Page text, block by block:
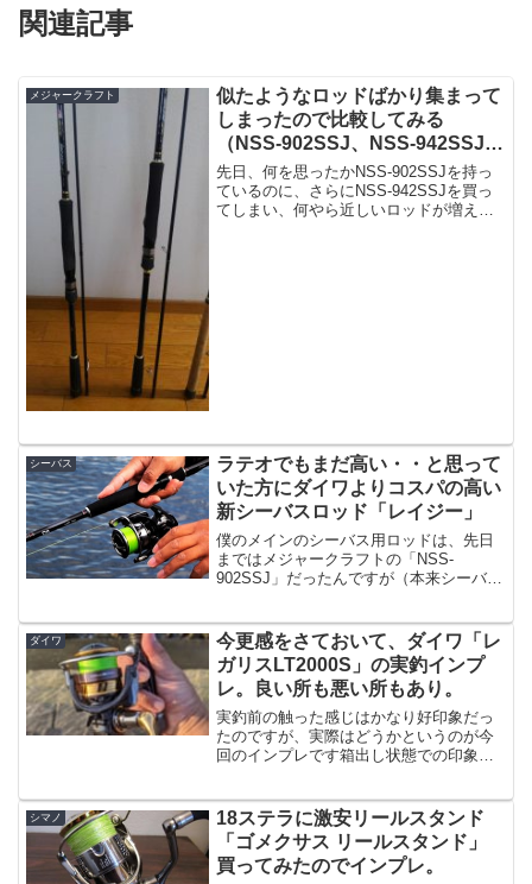
関連記事
メジャークラフト
似たようなロッドばかり集まって
しまったので比較してみる
（NSS-902SSJ、NSS-942SSJ、
PE-962M）
先日、何を思ったかNSS-902SSJを持っ
ているのに、さらにNSS-942SSJを買っ
てしまい、何やら近しいロッドが増えて
シーバス
ラテオでもまだ高い・・と思って
いた方にダイワよりコスパの高い
新シーバスロッド「レイジー」
僕のメインのシーバス用ロッドは、先日
まではメジャークラフトの「NSS-
902SSJ」だったんですが（本来シーバス
ています。9フィート3インチのレングス
の割には非...
ダイワ
今更感をさておいて、ダイワ「レ
ガリスLT2000S」の実釣インプ
レ。良い所も悪い所もあり。
実釣前の触った感じはかなり好印象だっ
たのですが、実際はどうかというのが今
回のインプレです箱出し状態での印象が
のリールを使うことが多いのですが、今
回購入した理由は「マ...
シマノ
18ステラに激安リールスタンド
「ゴメクサス リールスタンド」
買ってみたのでインプレ。